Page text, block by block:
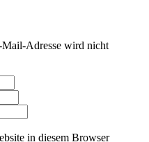
Adresse wird nicht
in diesem Browser